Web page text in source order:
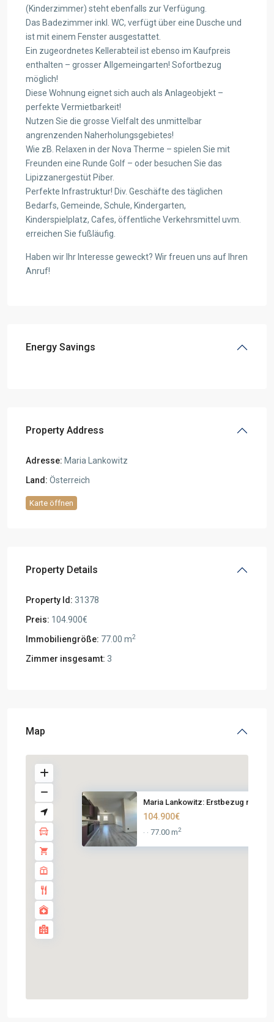
(Kinderzimmer) steht ebenfalls zur Verfügung.
Das Badezimmer inkl. WC, verfügt über eine Dusche und
ist mit einem Fenster ausgestattet.
Ein zugeordnetes Kellerabteil ist ebenso im Kaufpreis
enthalten – grosser Allgemeingarten! Sofortbezug
möglich!
Diese Wohnung eignet sich auch als Anlageobjekt –
perfekte Vermietbarkeit!
Nutzen Sie die grosse Vielfalt des unmittelbar
angrenzenden Naherholungsgebietes!
Wie zB. Relaxen in der Nova Therme – spielen Sie mit
Freunden eine Runde Golf – oder besuchen Sie das
Lipizzanergestüt Piber.
Perfekte Infrastruktur! Div. Geschäfte des täglichen
Bedarfs, Gemeinde, Schule, Kindergarten,
Kinderspielplatz, Cafes, öffentliche Verkehrsmittel uvm.
erreichen Sie fußläufig.
Haben wir Ihr Interesse geweckt? Wir freuen uns auf Ihren
Anruf!
Energy Savings
Property Address
Adresse: Maria Lankowitz
Land: Österreich
Karte öffnen
Property Details
Property Id: 31378
Preis: 104.900€
Immobiliengröße: 77.00 m2
Zimmer insgesamt: 3
Map
Maria Lankowitz: Erstbezug na...
104.900€
· · 77.00 m2